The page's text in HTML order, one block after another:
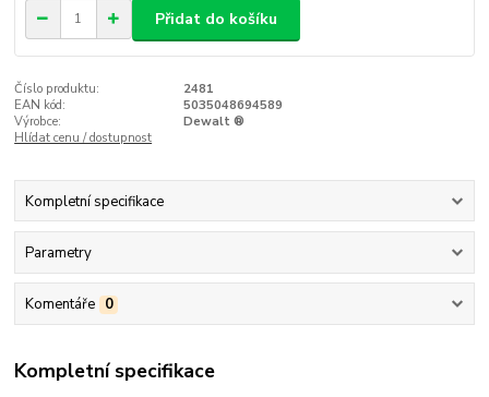
Přidat do košíku
Číslo produktu:
2481
EAN kód:
5035048694589
Výrobce:
Dewalt ®
Hlídat cenu / dostupnost
Kompletní specifikace
Parametry
Komentáře 0
Kompletní specifikace